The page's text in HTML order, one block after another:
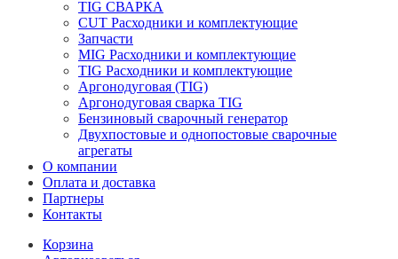
TIG СВАРКА
CUT Расходники и комплектующие
Запчасти
MIG Расходники и комплектующие
TIG Расходники и комплектующие
Аргонодуговая (TIG)
Аргонодуговая сварка TIG
Бензиновый сварочный генератор
Двухпостовые и однопостовые сварочные
агрегаты
О компании
Оплата и доставка
Партнеры
Контакты
Корзина